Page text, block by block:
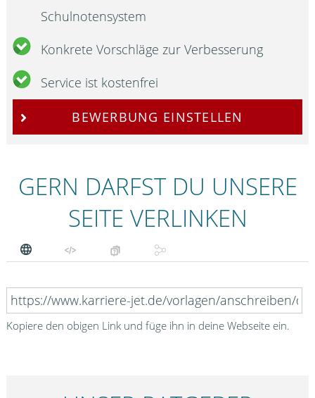
Schulnotensystem
Konkrete Vorschläge zur Verbesserung
Service ist kostenfrei
BEWERBUNG EINSTELLEN
GERN DARFST DU UNSERE
SEITE VERLINKEN
Kopiere den obigen Link und füge ihn in deine Webseite ein.